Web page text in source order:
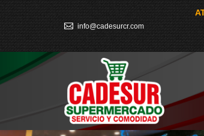
info@cadesurcr.com